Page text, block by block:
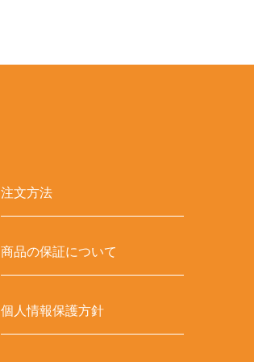
注文方法
商品の保証について
個人情報保護方針